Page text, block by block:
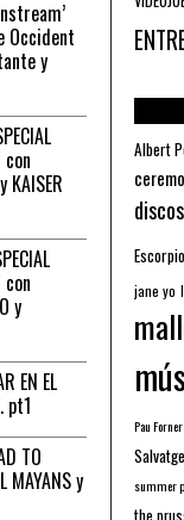
Occident
y
con
KAISER
con
y
EN EL
pt1
TO
MAYANS y
Albert
discos
Escorpio
jane yo
Pau Forner
summer
the